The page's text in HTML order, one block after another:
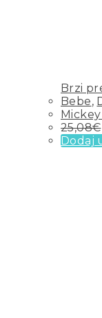
Brzi
Bebe,
25,08€
Dodaj